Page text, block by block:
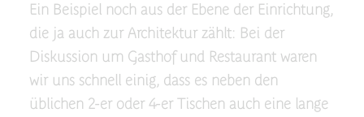
Ein Beispiel noch aus der Ebene der Einrichtung,
die ja auch zur Architektur zählt: Bei der
Diskussion um Gasthof und Restaurant waren
wir uns schnell einig, dass es neben den
üblichen 2-er oder 4-er Tischen auch eine lange